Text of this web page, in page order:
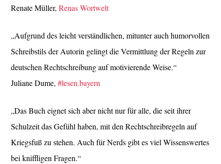
Renate Müller,Renas Wortwelt
„Aufgrund des leicht verständlichen, mitunter auch humorvollen
Schreibstils der Autorin gelingt die Vermittlung der Regeln zur
deutschen Rechtschreibung auf motivierende Weise.“
Juliane Dume,#lesen.bayern
„Das Buch eignet sich aber nicht nur für alle, die seit ihrer
Schulzeit das Gefühl haben, mit den Rechtschreibregeln auf
Kriegsfuß zu stehen. Auch für Nerds gibt es viel Wissenswertes
bei kniffligen Fragen.“